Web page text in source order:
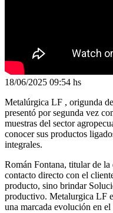
18/06/2025 09:54 hs
Metalúrgica LF , origunda
presentó por segunda vez
muestras del sector
conocer sus productos
integrales.
Román Fontana, titular de
contacto directo con el
producto, sino brindar
productivo. Metalurgica LF
una marcada evolución en